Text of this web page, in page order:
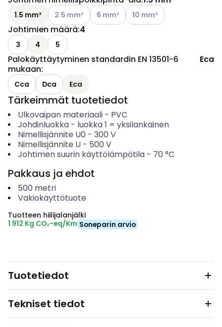
1.5 mm² Katso käytettävissä olevat vaihtoehdot
2.5 mm² Katso käytettävissä olevat
6 mm² Katso käytettävissä olevat
10 mm²
Johtimien määrä:4
3 4 5
Palokäyttäytyminen standardin EN 13501-6
mukaan:
Eca
Cca Dca Eca
Tärkeimmät tuotetiedot
Ulkovaipan materiaali- PVC
Johdinluokka- luokka 1 = yksilankainen
Nimellisjännite U0 - 300 V
Nimellisjännite U- 500 V
Johtimen suurin käyttölämpötila- 70 °C
Pakkaus ja ehdot
500 metri
Vakiokäyttötuote
Tuotteen hiilijalanjälki
1 912 Kg CO₂-eq/Km Soneparin arvio
Tuotetiedot
Tekniset tiedot